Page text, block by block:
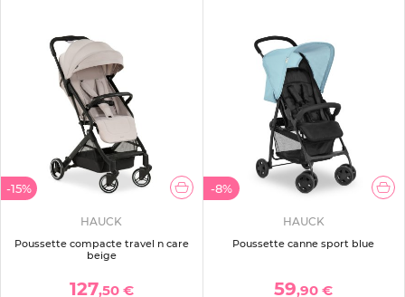
-15%
HAUCK
Poussette compacte travel n care
beige
127,50 €
-8%
HAUCK
Poussette canne sport blue
59,90 €